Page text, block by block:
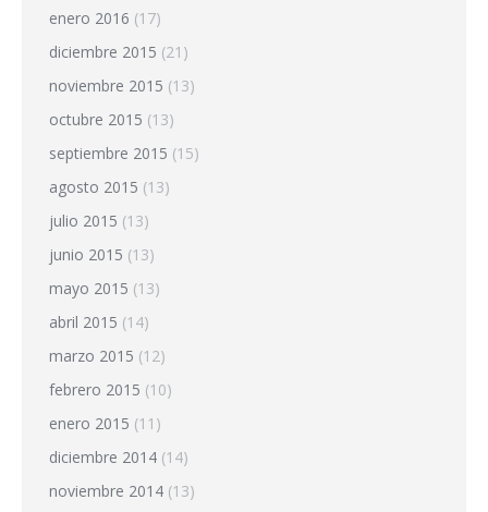
enero 2016 (17)
diciembre 2015 (21)
noviembre 2015 (13)
octubre 2015 (13)
septiembre 2015 (15)
agosto 2015 (13)
julio 2015 (13)
junio 2015 (13)
mayo 2015 (13)
abril 2015 (14)
marzo 2015 (12)
febrero 2015 (10)
enero 2015 (11)
diciembre 2014 (14)
noviembre 2014 (13)